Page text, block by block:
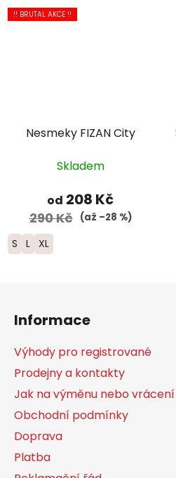
!! BRUTAL AKCE !!
Nesmeky FIZAN City
Skladem
od 208 Kč
290 Kč (až –28 %)
S L XL
Informace
Výhody pro registrované
Prodejny a kontakty
Jak na výměnu nebo
Obchodní podmínky
Doprava
Platba